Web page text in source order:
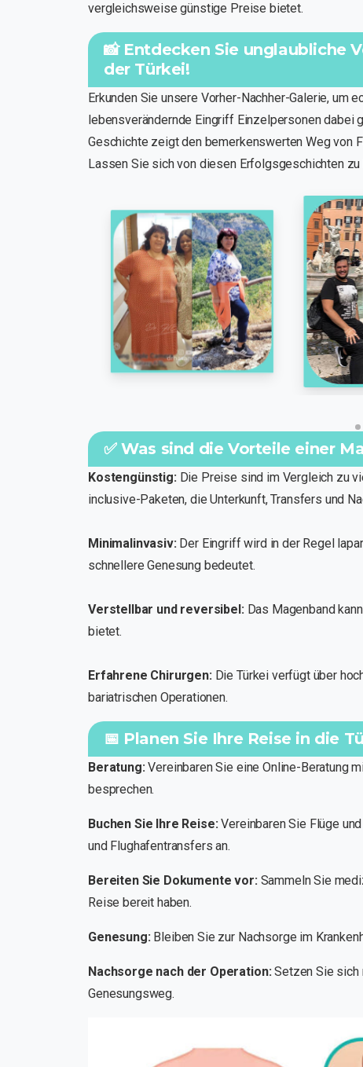
vergleichsweise günstige Preise bietet.
📸 Entdecken Sie unglaubliche
der Türkei!
Erkunden Sie unsere Vorher-Nachher-Galerie,
lebensverändernde Eingriff Einzelpersonen dabei
Geschichte zeigt den bemerkenswerten Weg von
Lassen Sie sich von diesen Erfolgsgeschichten
✅ Was sind die Vorteile einer
Kostengünstig:Die Preise sind im Vergleich zu
inclusive-Paketen, die Unterkunft, Transfers und
Minimalinvasiv:Der Eingriff wird in der Regel
schnellere Genesung bedeutet.
Verstellbar und reversibel:Das Magenband
bietet.
Erfahrene Chirurgen:Die Türkei verfügt über
bariatrischen Operationen.
📅 Planen Sie Ihre Reise in die
Beratung:Vereinbaren Sie eine Online-Beratung
besprechen.
Buchen Sie Ihre Reise:Vereinbaren Sie Flüge
und Flughafentransfers an.
Bereiten Sie Dokumente vor:Sammeln Sie
Reise bereit haben.
Genesung:Bleiben Sie zur Nachsorge im
Nachsorge nach der Operation:Setzen Sie sich
Genesungsweg.